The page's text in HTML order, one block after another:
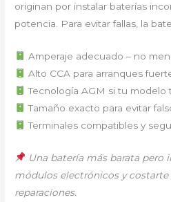
originan por instalar baterías
potencia. Para evitar fallas, la
Amperaje adecuado ⁠–⁠ no
Alto CCA para arranques
Tecnología AGM si tu modelo
Tamaño exacto para evitar
Terminales compatibles y
Una batería más barata pero
módulos electrónicos y costarte
reparaciones.